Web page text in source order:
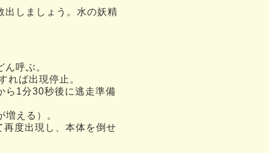
出しましょう。水の妖精
呼ぶ。
れば出現停止。
ら1分30秒後に逃走準備
える）。
度出現し、本体を倒せ